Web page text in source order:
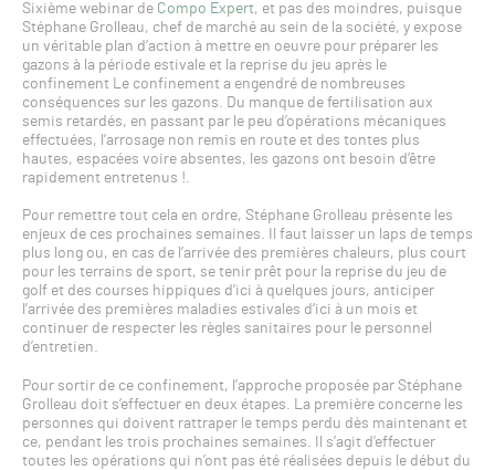
Sixième webinar de Compo Expert, et pas des moindres, puisque
Stéphane Grolleau, chef de marché au sein de la société, y expose
un véritable plan d’action à mettre en oeuvre pour préparer les
gazons à la période estivale et la reprise du jeu après le
confinement Le confinement a engendré de nombreuses
conséquences sur les gazons. Du manque de fertilisation aux
semis retardés, en passant par le peu d’opérations mécaniques
effectuées, l’arrosage non remis en route et des tontes plus
hautes, espacées voire absentes, les gazons ont besoin d’être
rapidement entretenus !.
Pour remettre tout cela en ordre, Stéphane Grolleau présente les
enjeux de ces prochaines semaines. Il faut laisser un laps de temps
plus long ou, en cas de l’arrivée des premières chaleurs, plus court
pour les terrains de sport, se tenir prêt pour la reprise du jeu de
golf et des courses hippiques d’ici à quelques jours, anticiper
l’arrivée des premières maladies estivales d’ici à un mois et
continuer de respecter les règles sanitaires pour le personnel
d’entretien.
Pour sortir de ce confinement, l’approche proposée par Stéphane
Grolleau doit s’effectuer en deux étapes. La première concerne les
personnes qui doivent rattraper le temps perdu dès maintenant et
ce, pendant les trois prochaines semaines. Il s’agit d’effectuer
toutes les opérations qui n’ont pas été réalisées depuis le début du